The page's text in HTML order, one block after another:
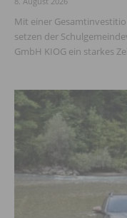
Mit einer
setzen der
GmbH KIOG ein starkes